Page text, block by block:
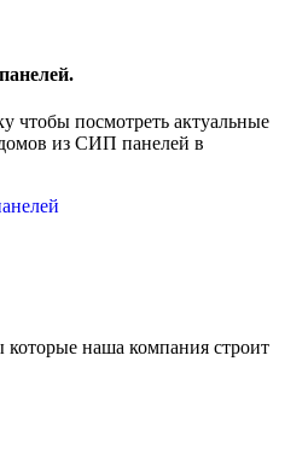
чтобы посмотреть актуальные
из СИП панелей в
наша компания строит